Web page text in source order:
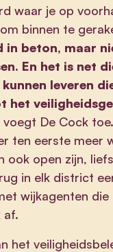
waar je op
binnen te
in beton, maar
En het is net
leveren
het
voegt De Cock
ten eerste meer
ook open zijn,
in elk district
wijkagenten die
af.
het